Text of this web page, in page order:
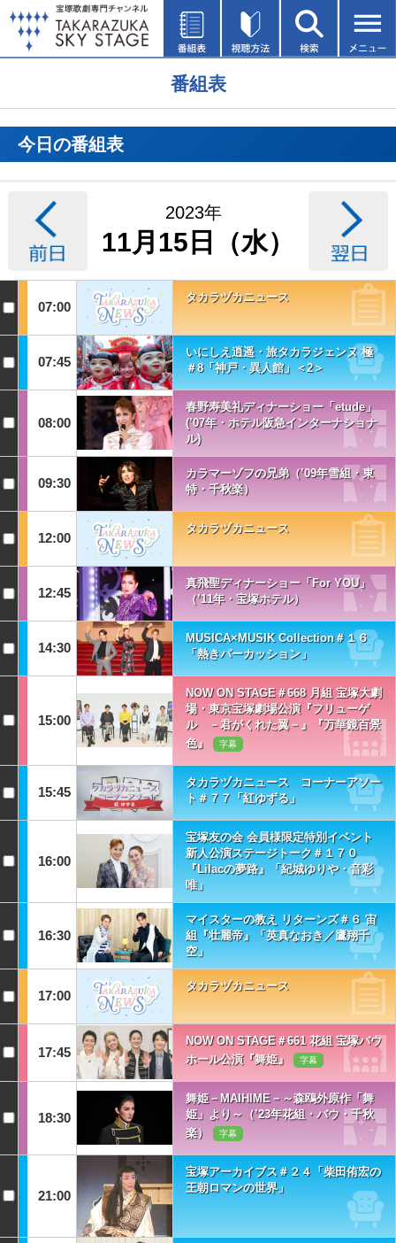
番組表
今日の番組表
2023年
11月15日（水）
07:00
タカラヅカニュース
07:45
いにしえ逍遥・旅タカラジェンヌ 極
＃8「神戸・異人館」＜2＞
08:00
春野寿美礼ディナーショー「etude」
(’07年・ホテル阪急インターナショナ
ル)
09:30
カラマーゾフの兄弟（’09年雪組・東
特・千秋楽）
12:00
タカラヅカニュース
12:45
真飛聖ディナーショー「For YOU」
（’11年・宝塚ホテル）
14:30
MUSICA×MUSIK Collection＃１６
「熱きパーカッション」
15:00
NOW ON STAGE＃668 月組 宝塚大劇
場・東京宝塚劇場公演『フリューゲ
ル －君がくれた翼－』『万華鏡百景
色』
字幕
15:45
タカラヅカニュース コーナーアソー
ト＃７７「紅ゆずる」
16:00
宝塚友の会 会員様限定特別イベント
新人公演ステージトーク＃１７０
『Lilacの夢路』「紀城ゆりや・音彩
唯」
16:30
マイスターの教え リターンズ＃６ 宙
組『壮麗帝』「英真なおき／鷹翔千
空」
17:00
タカラヅカニュース
17:45
NOW ON STAGE＃661 花組 宝塚バウ
ホール公演『舞姫』
字幕
18:30
舞姫－MAIHIME－～森鴎外原作「舞
姫」より～（’23年花組・バウ・千秋
楽）
字幕
21:00
宝塚アーカイブス＃２４「柴田侑宏の
王朝ロマンの世界」